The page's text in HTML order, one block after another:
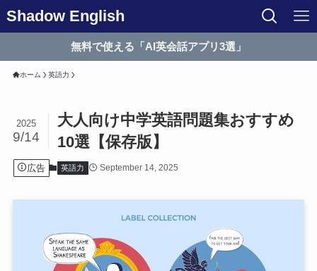
Shadow English
無料で使える「AI英会話アプリ3選」
ホーム 英語力
大人向け中学英語問題集おすすめ
10選【保存版】
2025
9/14
広告 英語力 September 14, 2025